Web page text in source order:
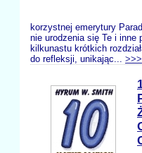
korzystnej emerytury
nie urodzenia się Te i inne
kilkunastu krótkich
do refleksji, unikając... >>>